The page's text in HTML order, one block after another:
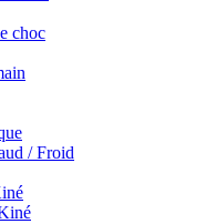
choc
/ Froid